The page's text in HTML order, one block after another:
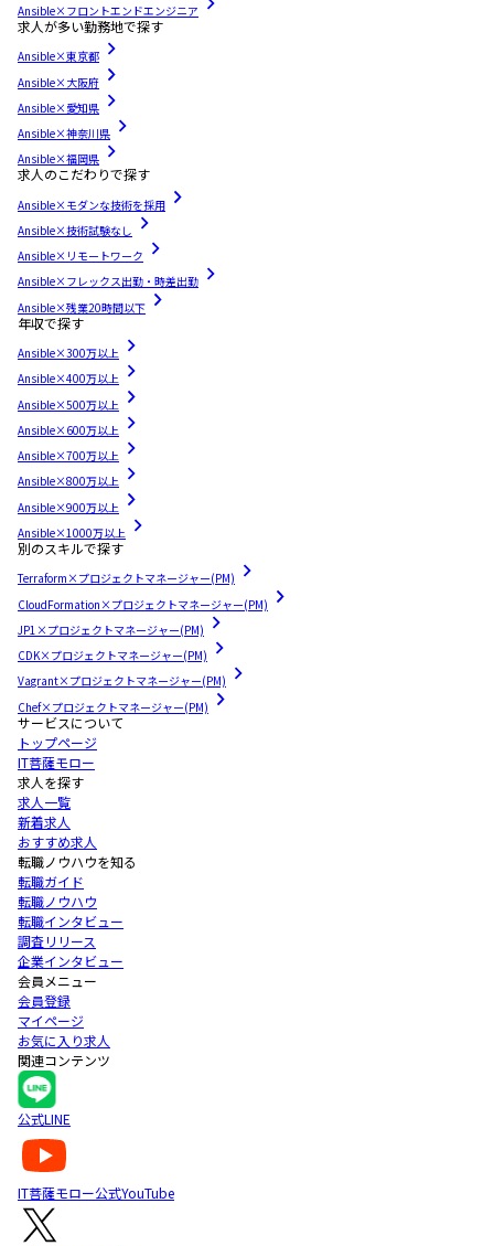
Ansible×フロントエンドエンジニア
求人が多い勤務地で探す
Ansible×東京都
Ansible×大阪府
Ansible×愛知県
Ansible×神奈川県
Ansible×福岡県
求人のこだわりで探す
Ansible×モダンな技術を採用
Ansible×技術試験なし
Ansible×リモートワーク
Ansible×フレックス出勤・時差出勤
Ansible×残業20時間以下
年収で探す
Ansible×300万以上
Ansible×400万以上
Ansible×500万以上
Ansible×600万以上
Ansible×700万以上
Ansible×800万以上
Ansible×900万以上
Ansible×1000万以上
別のスキルで探す
Terraform×プロジェクトマネージャー(PM)
CloudFormation×プロジェクトマネージャー(PM)
JP1×プロジェクトマネージャー(PM)
CDK×プロジェクトマネージャー(PM)
Vagrant×プロジェクトマネージャー(PM)
Chef×プロジェクトマネージャー(PM)
サービスについて
トップページ
IT菩薩モロー
求人を探す
求人一覧
新着求人
おすすめ求人
転職ノウハウを知る
転職ガイド
転職ノウハウ
転職インタビュー
調査リリース
企業インタビュー
会員メニュー
会員登録
マイページ
お気に入り求人
関連コンテンツ
公式LINE
IT菩薩モロー公式YouTube